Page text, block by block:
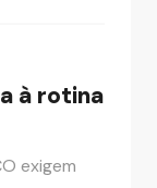
à rotina
exigem